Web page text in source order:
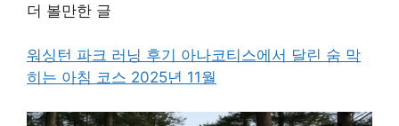
더 볼만한 글
워싱턴 파크 러닝 후기 아나코티스에서 달린 숨 막
히는 아침 코스 2025년 11월